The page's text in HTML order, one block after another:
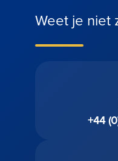
Weet je niet
+44